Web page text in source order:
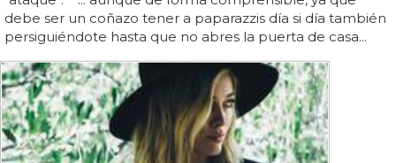
debe ser un coñazo tener a paparazzis día si día también
persiguiéndote hasta que no abres la puerta de casa...